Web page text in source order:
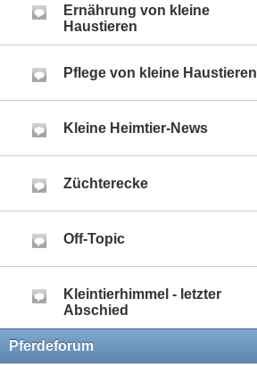
Ernährung von kleine
Haustieren
Pflege von kleine Haustieren
Kleine Heimtier-News
Züchterecke
Off-Topic
Kleintierhimmel - letzter
Abschied
Pferdeforum